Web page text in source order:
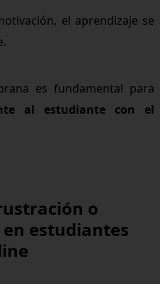
el aprendizaje se
es fundamental para
al estudiante con el
o
estudiantes